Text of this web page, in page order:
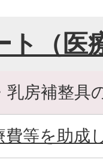
ト（医
乳房補整具
費等を助成